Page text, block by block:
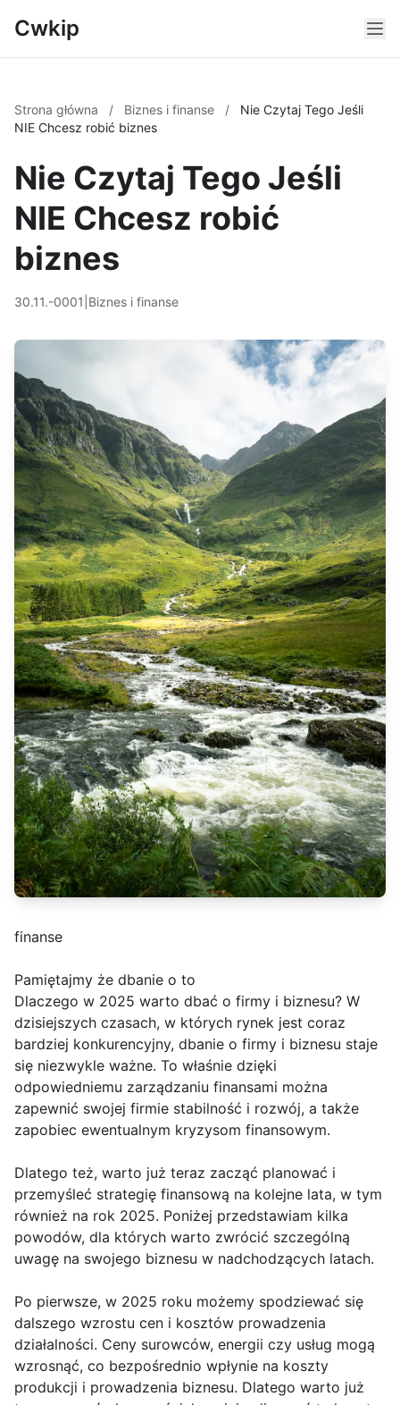
Cwkip
Strona główna / Biznes i finanse /
Nie Czytaj Tego Jeśli
NIE Chcesz robić biznes
Nie Czytaj Tego Jeśli
NIE Chcesz robić
biznes
30.11.-0001 Biznes i finanse
finanse
Pamiętajmy że dbanie o to
Dlaczego w 2025 warto dbać o firmy i biznesu? W
dzisiejszych czasach, w których rynek jest coraz
bardziej konkurencyjny, dbanie o firmy i biznesu staje
się niezwykle ważne. To właśnie dzięki
odpowiedniemu zarządzaniu finansami można
zapewnić swojej firmie stabilność i rozwój, a także
zapobiec ewentualnym kryzysom finansowym.
Dlatego też, warto już teraz zacząć planować i
przemyśleć strategię finansową na kolejne lata, w tym
również na rok 2025. Poniżej przedstawiam kilka
powodów, dla których warto zwrócić szczególną
uwagę na swojego biznesu w nadchodzących latach.
Po pierwsze, w 2025 roku możemy spodziewać się
dalszego wzrostu cen i kosztów prowadzenia
działalności. Ceny surowców, energii czy usług mogą
wzrosnąć, co bezpośrednio wpłynie na koszty
produkcji i prowadzenia biznesu. Dlatego warto już